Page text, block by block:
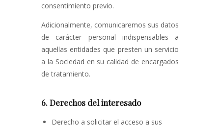
consentimiento previo.
Adicionalmente, comunicaremos sus datos
de carácter personal indispensables a
aquellas entidades que presten un servicio
a la Sociedad en su calidad de encargados
de tratamiento.
6. Derechos del interesado
Derecho a solicitar el acceso a sus